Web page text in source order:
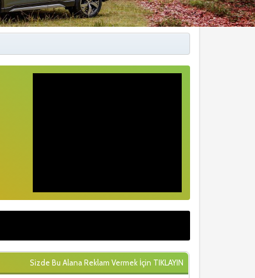
Sizde Bu Alana Reklam Vermek İçin TIKLAYIN